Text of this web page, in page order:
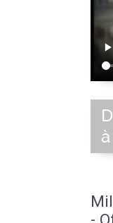
-